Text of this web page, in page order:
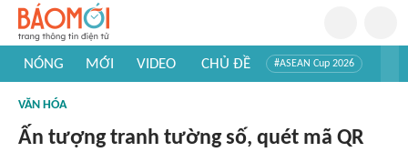
NÓNG MỚI VIDEO CHỦ ĐỀ #ASEAN Cup 2026
#Khám phá thế giới
VĂN HÓA
Ấn tượng tranh tường số, quét mã QR